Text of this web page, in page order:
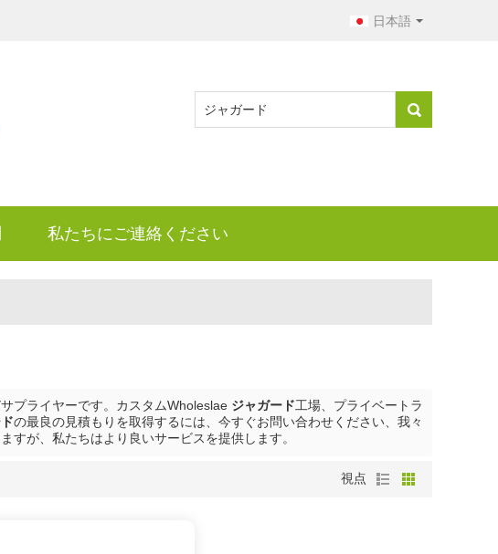
日本語
私たちにご連絡ください
プライヤーです。カスタムWholeslae ジャガード工場、プライベートラ
の最良の見積もりを取得するには、今すぐお問い合わせください、我々
すが、私たちはより良いサービスを提供します。
視点